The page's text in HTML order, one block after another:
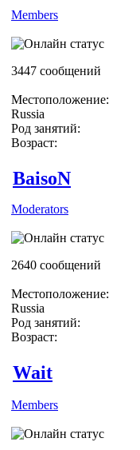
Members
3447 сообщений
Местоположение:
Russia
Род занятий:
Возраст:
BaisoN
Moderators
2640 сообщений
Местоположение:
Russia
Род занятий:
Возраст:
Wait
Members